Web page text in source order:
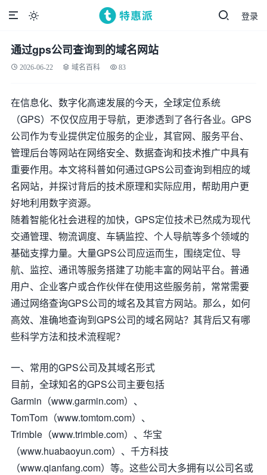
登录

通过gps公司查询到的域名网站
2026-06-22 域名百科 83
在信息化、数字化高速发展的今天，全球定位系统
（GPS）不仅仅应用于导航，更渗透到了各行各业。GPS
公司作为专业提供定位服务的企业，其官网、服务平台、
管理后台等网站在网络安全、数据查询和技术推广中具有
重要作用。本文将科普如何通过GPS公司查询到相应的域
名网站，并探讨背后的技术原理和实际应用，帮助用户更
好地利用数字资源。
随着智能化社会进程的加快，GPS定位技术已然成为现代
交通管理、物流调度、车辆监控、个人导航等多个领域的
基础支撑力量。大量GPS公司应运而生，围绕定位、导
航、监控、通讯等服务搭建了功能丰富的网站平台。普通
用户、企业客户或合作伙伴在使用这些服务前，常常需要
通过网络查询GPS公司的域名及其官方网站。那么，如何
高效、准确地查询到GPS公司的域名网站？其背后又有哪
些科学方法和技术流程呢？
一、常用的GPS公司及其域名形式
目前，全球知名的GPS公司主要包括
Garmin（www.garmin.com）、
TomTom（www.tomtom.com）、
Trimble（www.trimble.com）、华宝
（www.huabaoyun.com）、千方科技
（www.qianfang.com）等。这些公司大多拥有以公司名或